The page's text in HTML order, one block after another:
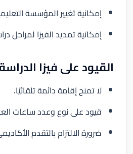
إمكانية تغيير المؤسسة
إمكانية تمديد الفيزا لمراحل
القيود على فيزا
لا تمنح إقامة دائمة تلقائيًا.
قيود على نوع وعدد ساعات
ضرورة الالتزام بالتقدم